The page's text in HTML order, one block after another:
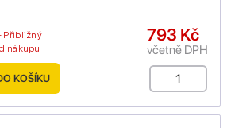
Přibližný
nákupu
793 Kč
včetně DPH
KOŠÍKU